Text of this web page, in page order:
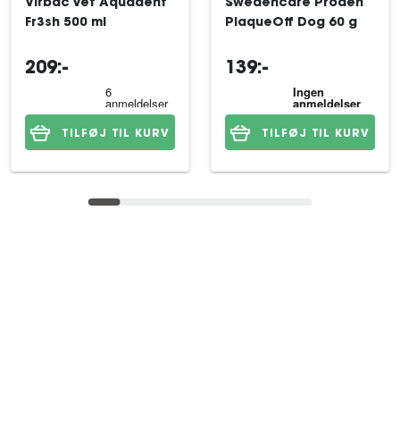
Virbac Vet Aquadent
Fr3sh 500 ml
209:-
TILFØJ TIL KURV
Swedencare Proden
PlaqueOff Dog 60 g
139:-
TILFØJ TIL KURV